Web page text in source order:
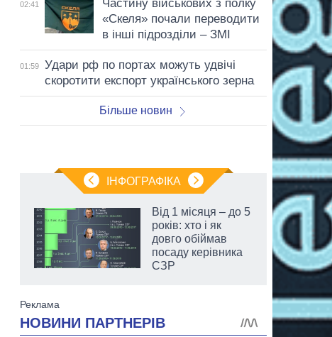
02:41
Частину військових з полку
«Скеля» почали переводити
в інші підрозділи – ЗМІ
01:59
Удари рф по портах можуть удвічі
скоротити експорт українського зерна
Більше новин
ІНФОГРАФІКА
Від 1 місяця – до 5
років: хто і як
довго обіймав
посаду керівника
СЗР